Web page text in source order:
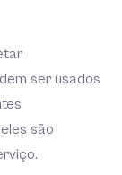
ser usados
são